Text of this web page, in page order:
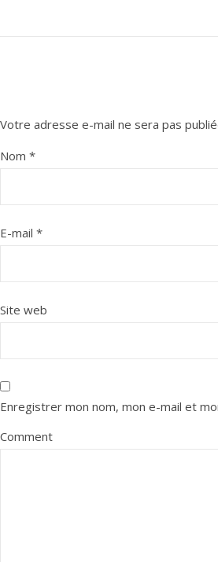
Votre adresse e-mail ne sera pas
Nom *
E-mail *
Site web
Enregistrer mon nom, mon e-mail et
Comment